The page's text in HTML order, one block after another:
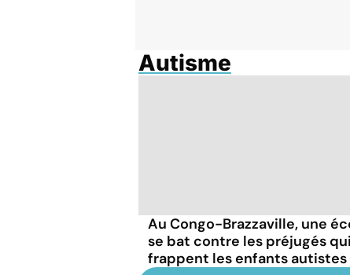
Autisme
Au Congo-Brazzaville, une
se bat contre les préjugés qui
frappent les enfants autistes